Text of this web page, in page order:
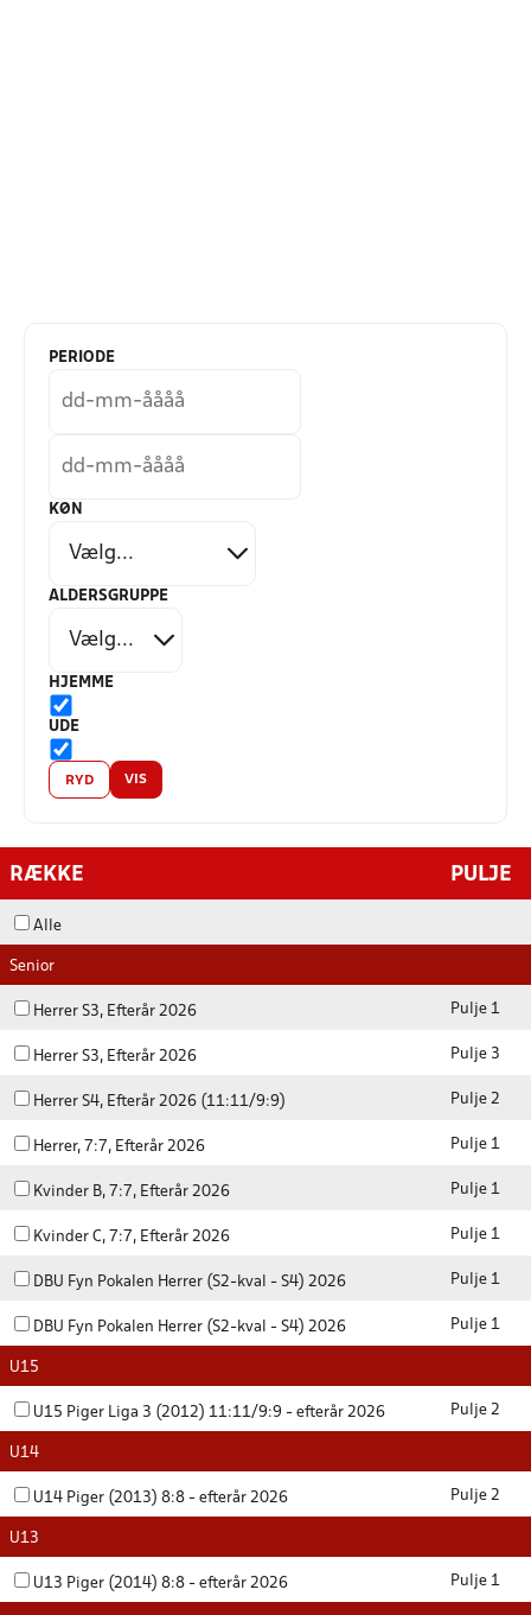
PERIODE
KØN
ALDERSGRUPPE
HJEMME
UDE
RYD VIS
RÆKKE PULJE
Alle
Senior
Herrer S3, Efterår 2026 Pulje 1
Herrer S3, Efterår 2026 Pulje 3
Herrer S4, Efterår 2026 (11:11/9:9) Pulje 2
Herrer, 7:7, Efterår 2026 Pulje 1
Kvinder B, 7:7, Efterår 2026 Pulje 1
Kvinder C, 7:7, Efterår 2026 Pulje 1
DBU Fyn Pokalen Herrer (S2-kval - S4) 2026 Pulje 1
DBU Fyn Pokalen Herrer (S2-kval - S4) 2026 Pulje 1
U15
U15 Piger Liga 3 (2012) 11:11/9:9 - efterår 2026 Pulje 2
U14
U14 Piger (2013) 8:8 - efterår 2026 Pulje 2
U13
U13 Piger (2014) 8:8 - efterår 2026 Pulje 1